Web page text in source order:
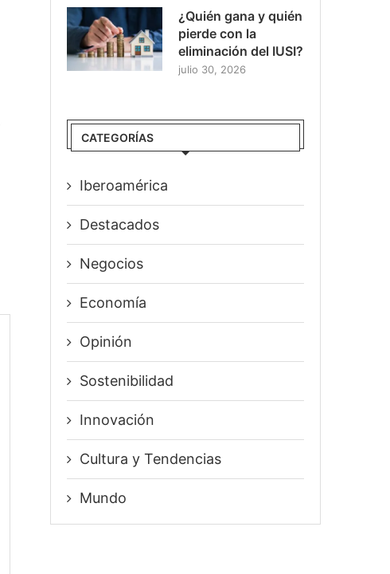
¿Quién gana y quién
pierde con la
eliminación del IUSI?
julio 30, 2026
CATEGORÍAS
Iberoamérica
Destacados
Negocios
Economía
Opinión
Sostenibilidad
Innovación
⁠Cultura y Tendencias
Mundo